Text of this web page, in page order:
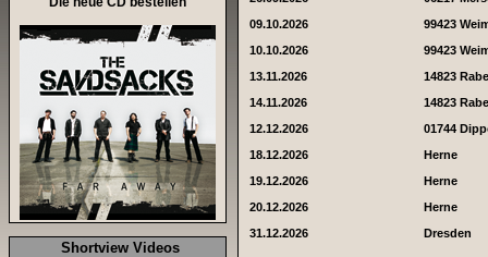
Shortview Videos
09.10.2026
99423
10.10.2026
99423
13.11.2026
14823
14.11.2026
14823
12.12.2026
01744
18.12.2026
Herne
19.12.2026
Herne
20.12.2026
Herne
31.12.2026
Dresden